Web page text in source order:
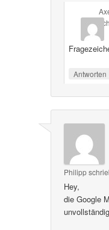
Antworten
Philipp
Hey,
die Google